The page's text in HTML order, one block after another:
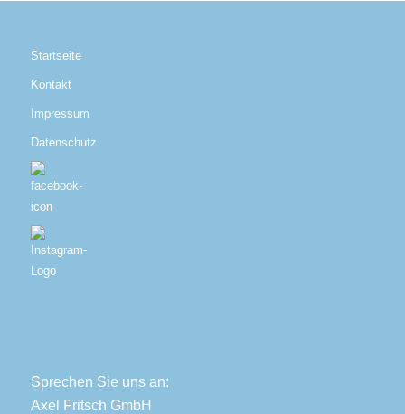
Startseite
Kontakt
Impressum
Datenschutz
Sprechen Sie uns an:
Axel Fritsch GmbH